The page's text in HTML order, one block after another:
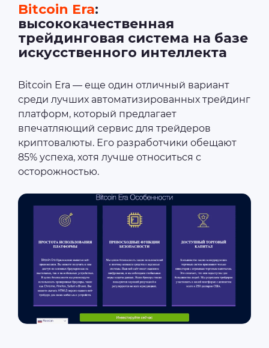
Bitcoin Era:
высококачественная
трейдинговая система на базе
искусственного интеллекта
Bitcoin Era — еще один отличный вариант
среди лучших автоматизированных трейдинг
платформ, который предлагает
впечатляющий сервис для трейдеров
криптовалюты. Его разработчики обещают
85% успеха, хотя лучше относиться с
осторожностью.